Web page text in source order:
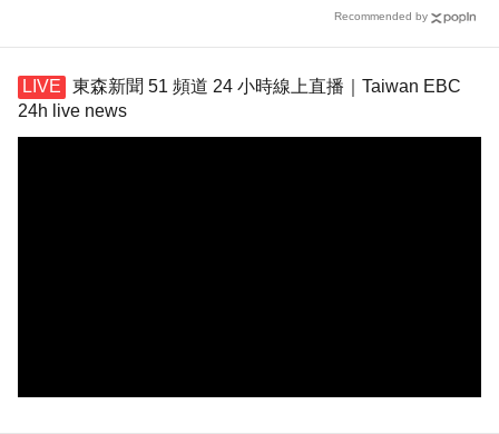
Recommended by
東森新聞 51 頻道 24 小時線上直播｜Taiwan EBC
24h live news